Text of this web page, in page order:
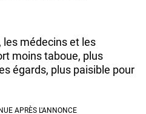
les médecins et les
moins taboue, plus
égards, plus paisible pour